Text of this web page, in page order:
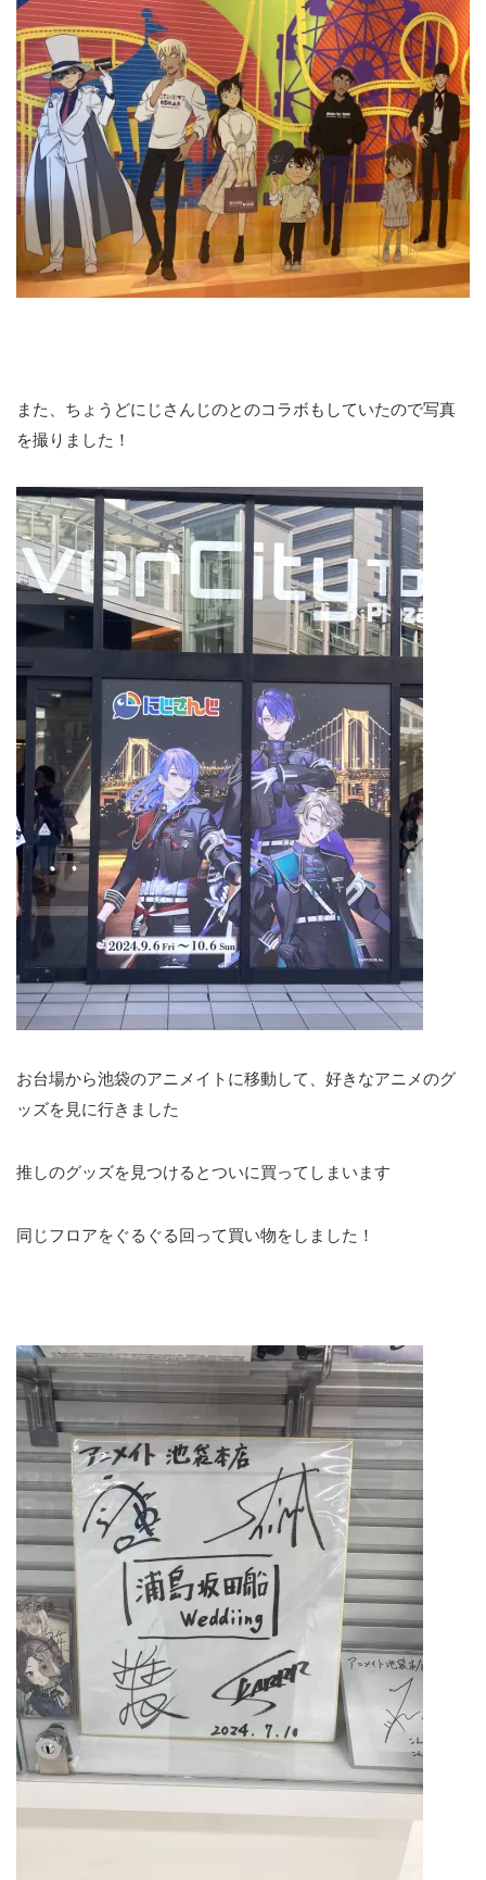
また、ちょうどにじさんじのとのコラボもしていたので写真
を撮りました！
お台場から池袋のアニメイトに移動して、好きなアニメのグ
ッズを見に行きました
推しのグッズを見つけるとついに買ってしまいます
同じフロアをぐるぐる回って買い物をしました！